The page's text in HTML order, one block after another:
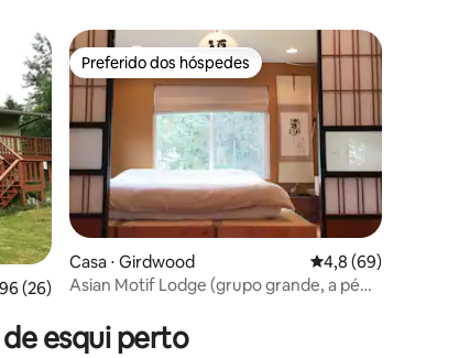
de uma avaliação média de 5, 26 avaliações
(26)
Preferido dos hóspedes
Preferido dos hóspedes
Casa ⋅ Girdwood 4,8 de uma
4,8 (69)
Asian Motif Lodge (grupo grande, a pé
esqui perto